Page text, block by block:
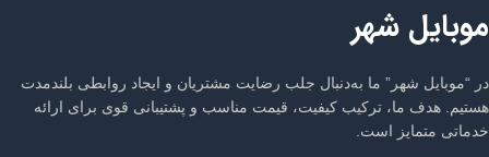
موبایل شهر
در “موبایل شهر” ما به‌دنبال جلب رضایت مشتریان و ایجاد روابطی بلندمدت
هستیم. هدف ما، ترکیب کیفیت، قیمت مناسب و پشتیبانی قوی برای ارائه
خدماتی متمایز است.